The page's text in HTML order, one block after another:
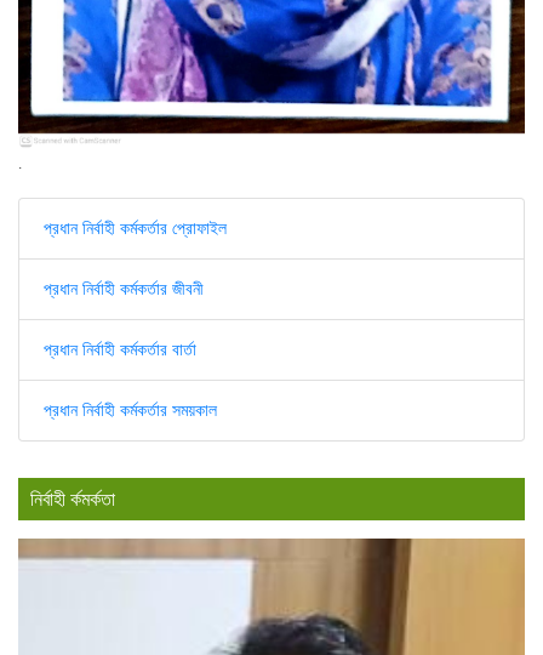
প্রধান নির্বাহী কর্মকর্তার প্রোফাইল
প্রধান নির্বাহী কর্মকর্তার জীবনী
প্রধান নির্বাহী কর্মকর্তার বার্তা
প্রধান নির্বাহী কর্মকর্তার সময়কাল
নির্বাহী র্কমর্কতা